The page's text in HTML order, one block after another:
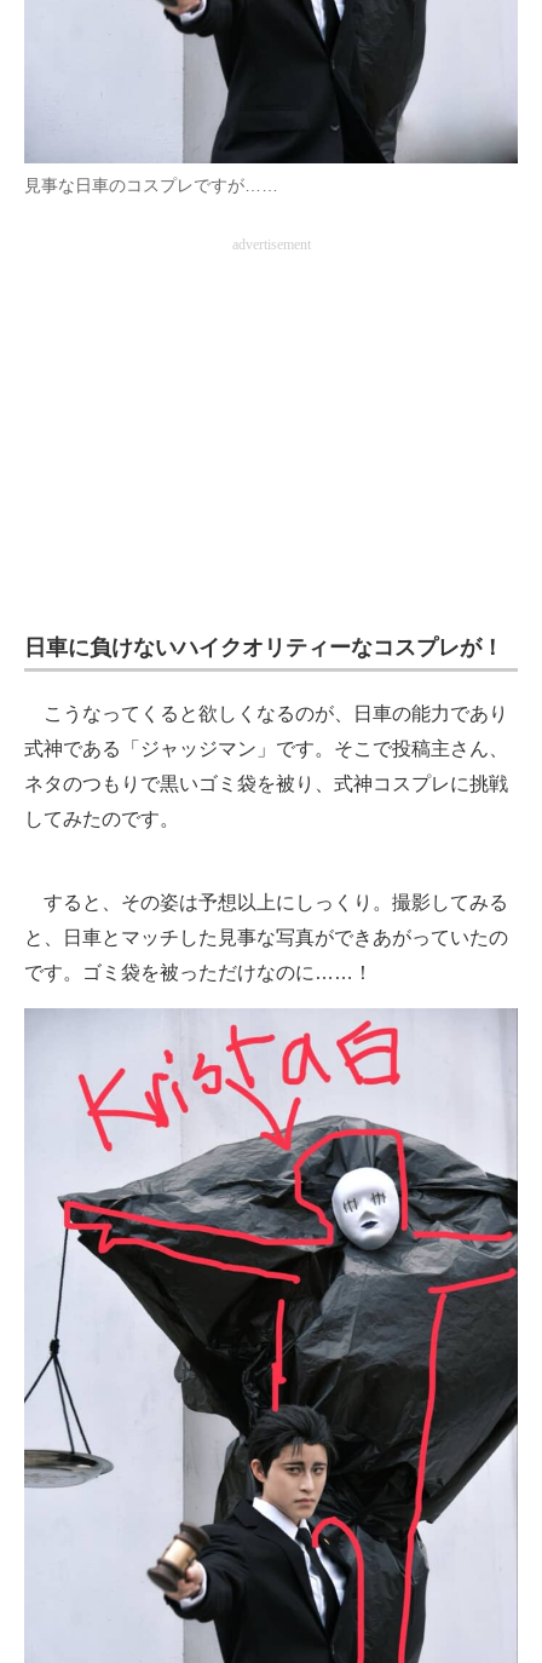
見事な日車のコスプレですが……
advertisement
日車に負けないハイクオリティーなコスプレが！
こうなってくると欲しくなるのが、日車の能力であり
式神である「ジャッジマン」です。そこで投稿主さん、
ネタのつもりで黒いゴミ袋を被り、式神コスプレに挑戦
してみたのです。
すると、その姿は予想以上にしっくり。撮影してみる
と、日車とマッチした見事な写真ができあがっていたの
です。ゴミ袋を被っただけなのに……！